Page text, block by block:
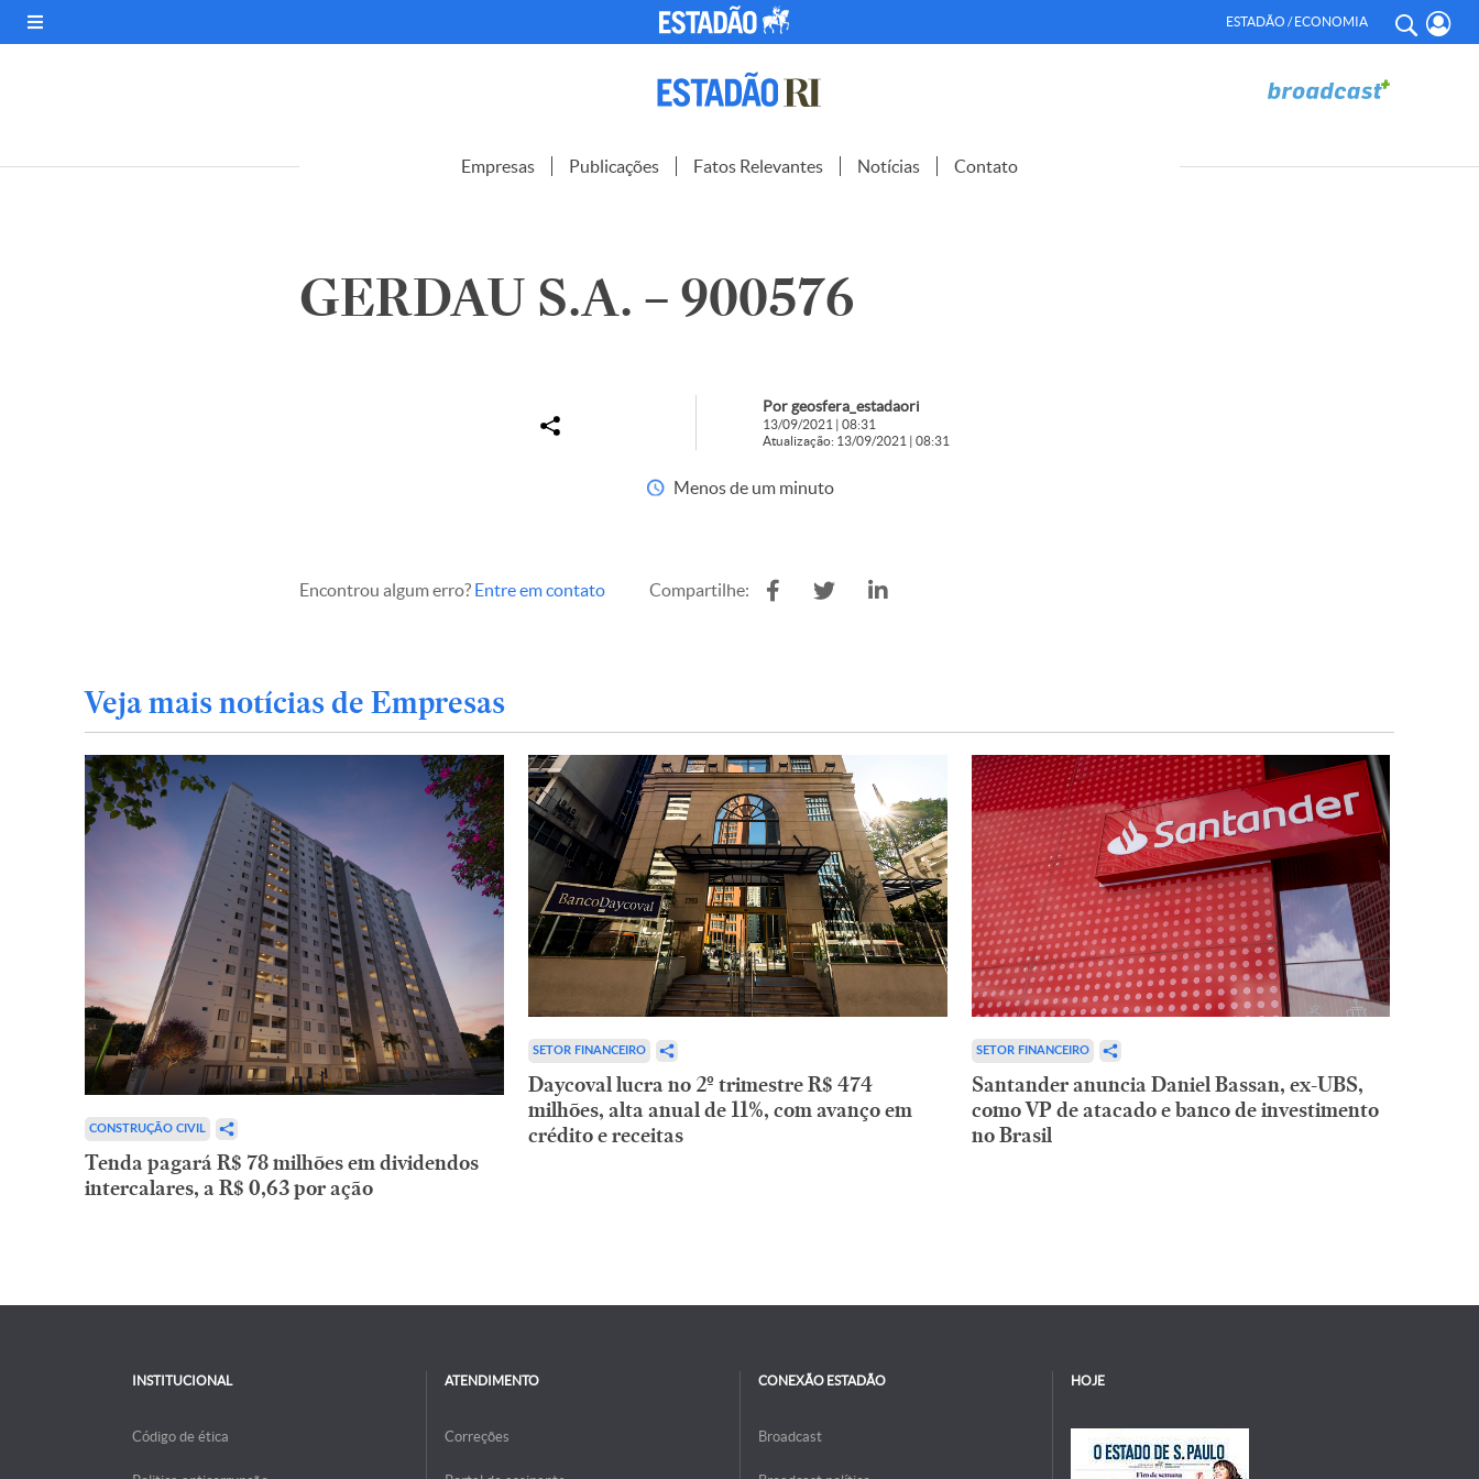
ESTADÃO / ECONOMIA
Empresas Publicações Fatos Relevantes Notícias Contato
GERDAU S.A. – 900576
Por geosfera_estadaori
13/09/2021 | 08:31
Atualização: 13/09/2021 | 08:31
Menos de um minuto
Encontrou algum erro? Entre em contato Compartilhe:
Veja mais notícias de Empresas
CONSTRUÇÃO CIVIL
Tenda pagará R$ 78 milhões em dividendos
intercalares, a R$ 0,63 por ação
SETOR FINANCEIRO
Daycoval lucra no 2º trimestre R$ 474
milhões, alta anual de 11%, com avanço em
crédito e receitas
SETOR FINANCEIRO
Santander anuncia Daniel Bassan, ex-UBS,
como VP de atacado e banco de investimento
no Brasil
INSTITUCIONAL
Código de ética
ATENDIMENTO
Correções
CONEXÃO ESTADÃO
Broadcast
HOJE